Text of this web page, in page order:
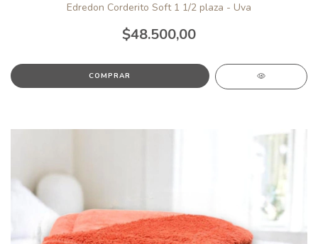
Edredon Corderito Soft 1 1/2 plaza - Uva
$48.500,00